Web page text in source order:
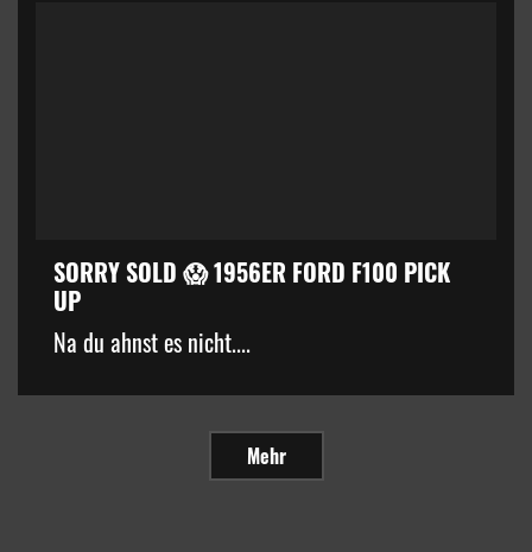
SORRY SOLD 😱 1956ER FORD F100 PICK
UP
Na du ahnst es nicht....
Mehr